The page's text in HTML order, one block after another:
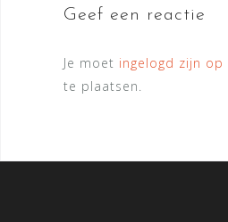
Geef een reactie
Je moet ingelogd zijn op
te plaatsen.